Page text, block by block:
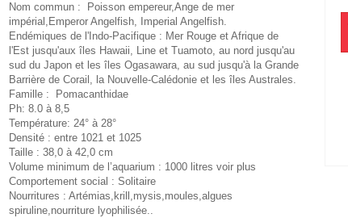
Nom commun : Poisson empereur,Ange de mer
impérial,Emperor Angelfish, Imperial Angelfish.
Endémiques de l'Indo-Pacifique : Mer Rouge et Afrique de
l'Est jusqu'aux îles Hawaii, Line et Tuamoto, au nord jusqu'au
sud du Japon et les îles Ogasawara, au sud jusqu'à la Grande
Barrière de Corail, la Nouvelle-Calédonie et les îles Australes.
Famille : Pomacanthidae
Ph: 8.0 à 8,5
Température: 24° à 28°
Densité : entre 1021 et 1025
Taille : 38,0 à 42,0 cm
Volume minimum de l’aquarium : 1000 litres voir plus
Comportement social : Solitaire
Nourritures : Artémias,krill,mysis,moules,algues
spiruline,nourriture lyophilisée..